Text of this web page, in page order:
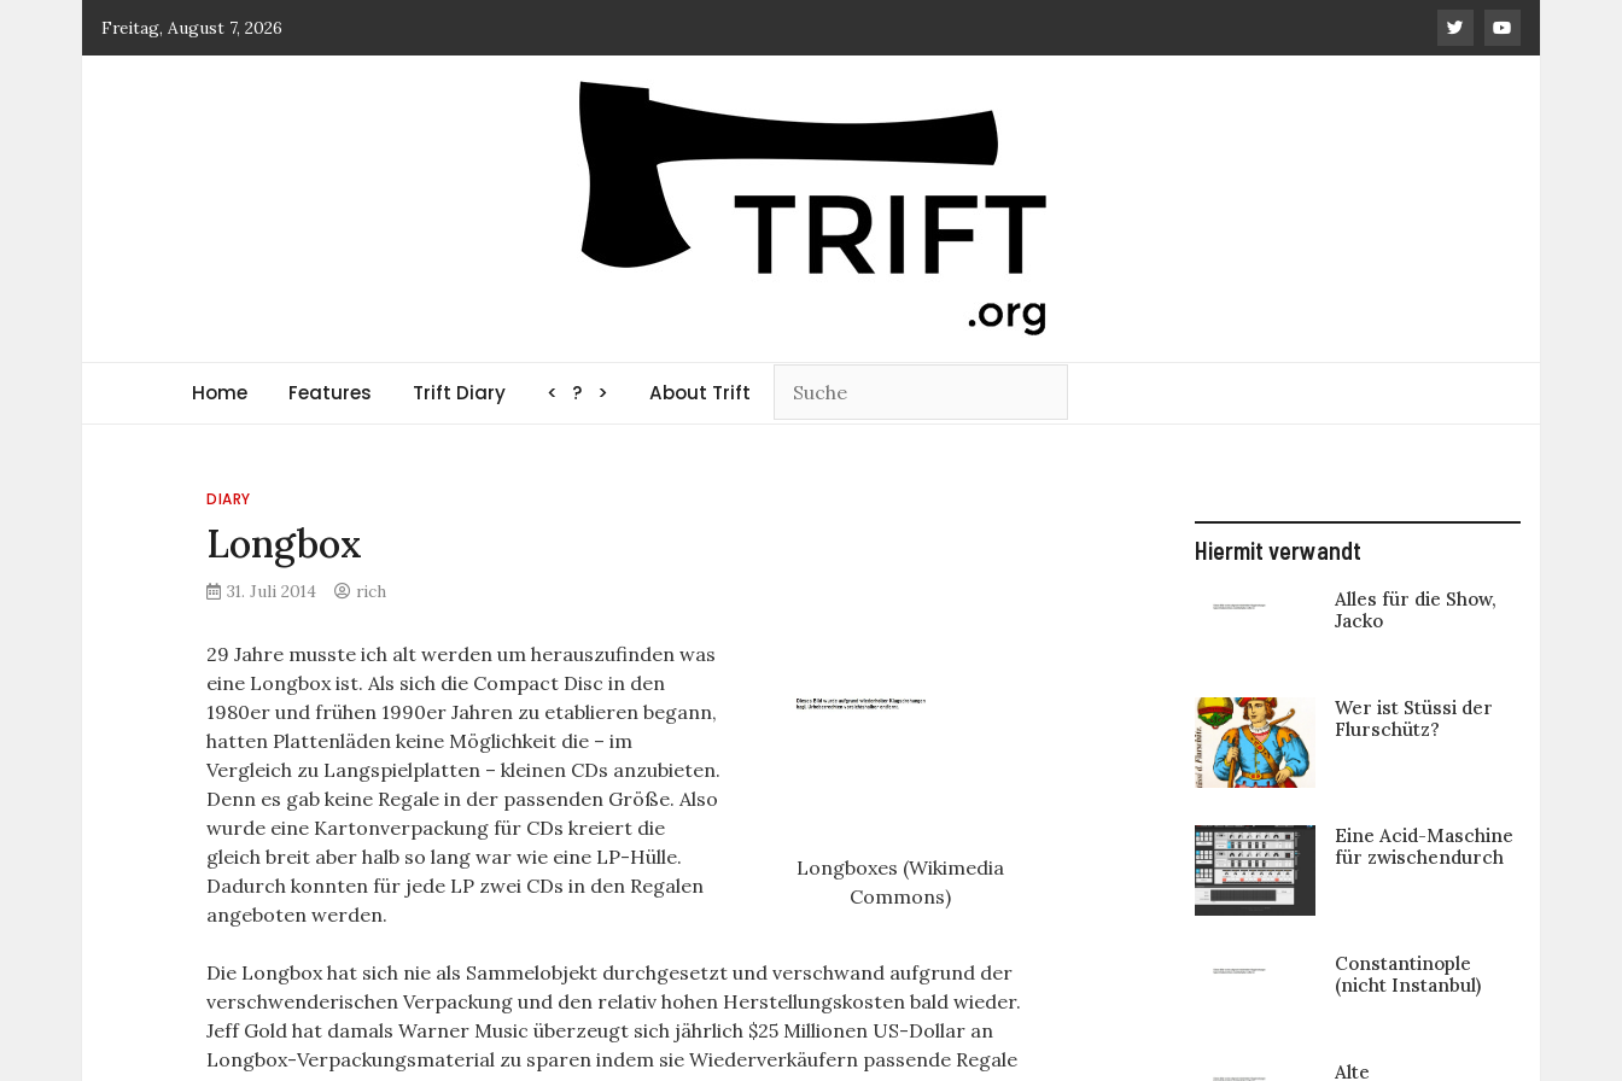
Freitag, August 7, 2026
TRIFT
Home Features Trift Diary < ? > About Trift
DIARY
Longbox
31. Juli 2014 rich
Longboxes (Wikimedia
Commons)
29 Jahre musste ich alt werden um herauszufinden was
eine Longbox ist. Als sich die Compact Disc in den
1980er und frühen 1990er Jahren zu etablieren begann,
hatten Plattenläden keine Möglichkeit die – im
Vergleich zu Langspielplatten – kleinen CDs anzubieten.
Denn es gab keine Regale in der passenden Größe. Also
wurde eine Kartonverpackung für CDs kreiert die
gleich breit aber halb so lang war wie eine LP-Hülle.
Dadurch konnten für jede LP zwei CDs in den Regalen
angeboten werden.
Die Longbox hat sich nie als Sammelobjekt durchgesetzt und verschwand aufgrund der
verschwenderischen Verpackung und den relativ hohen Herstellungskosten bald wieder.
Jeff Gold hat damals Warner Music überzeugt sich jährlich $25 Millionen US-Dollar an
Longbox-Verpackungsmaterial zu sparen indem sie Wiederverkäufern passende Regale
Hiermit verwandt
Alles für die Show,
Jacko
Wer ist Stüssi der
Flurschütz?
Eine Acid-Maschine
für zwischendurch
Constantinople
(nicht Instanbul)
Alte